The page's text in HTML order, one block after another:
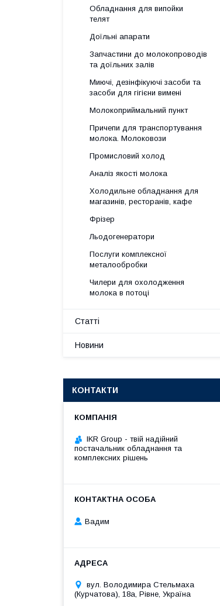
Обладнання для випойки
телят
Доїльні апарати
Запчастини до молокопроводів
та доїльних залів
Миючі, дезінфікуючі засоби та
засоби для гігієни вимені
Молокоприймальний пункт
Причепи для транспортування
молока. Молоковози
Промисловий холод
Аналіз якості молока
Холодильне обладнання для
магазинів, ресторанів, кафе
Фрізер
Льодогенератори
Послуги комплексної
металообробки
Чилери для охолодження
молока в потоці
Статті
Новини
КОНТАКТИ
IKR Group - твій надійний
постачальник обладнання та
комплексних рішень
Вадим
вул. Володимира Стельмаха
(Курчатова), 18а, Рівне, Україна